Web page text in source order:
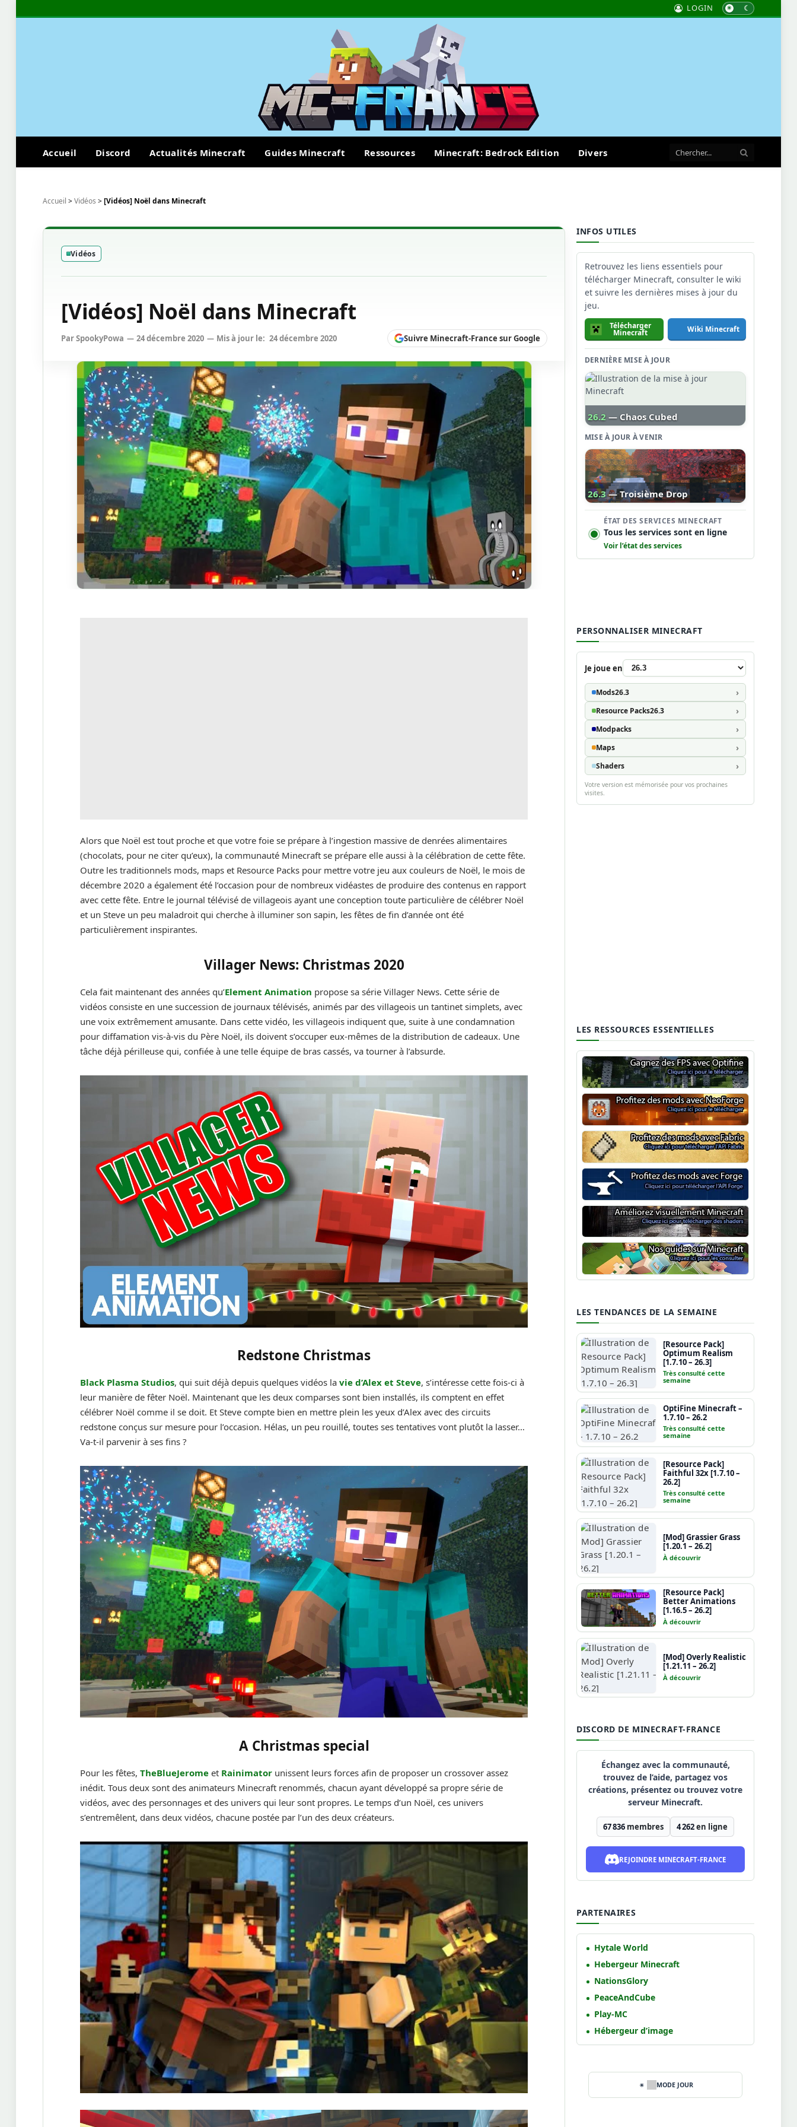
LOGIN
Accueil Discord Actualités Minecraft Guides Minecraft Ressources Minecraft: Bedrock Edition Divers
Accueil >Vidéos >[Vidéos] Noël dans Minecraft
Vidéos
[Vidéos] Noël dans Minecraft
ParSpookyPowa 24 décembre 2020 Mis à jour le: 24 décembre 2020 Suivre Minecraft-France sur Google
Alors que Noël est tout proche et que votre foie se prépare à l’ingestion massive de denrées alimentaires
(chocolats, pour ne citer qu’eux), la communauté Minecraft se prépare elle aussi à la célébration de cette fête.
Outre les traditionnels mods, maps et Resource Packs pour mettre votre jeu aux couleurs de Noël, le mois de
décembre 2020 a également été l’occasion pour de nombreux vidéastes de produire des contenus en rapport
avec cette fête. Entre le journal télévisé de villageois ayant une conception toute particulière de célébrer Noël
et un Steve un peu maladroit qui cherche à illuminer son sapin, les fêtes de fin d’année ont été
particulièrement inspirantes.
Villager News: Christmas 2020
Cela fait maintenant des années qu’Element Animation propose sa série Villager News. Cette série de
vidéos consiste en une succession de journaux télévisés, animés par des villageois un tantinet simplets, avec
une voix extrêmement amusante. Dans cette vidéo, les villageois indiquent que, suite à une condamnation
pour diffamation vis-à-vis du Père Noël, ils doivent s’occuper eux-mêmes de la distribution de cadeaux. Une
tâche déjà périlleuse qui, confiée à une telle équipe de bras cassés, va tourner à l’absurde.
Redstone Christmas
Black Plasma Studios, qui suit déjà depuis quelques vidéos lavie d’Alex et Steve, s’intéresse cette fois-ci à
leur manière de fêter Noël. Maintenant que les deux comparses sont bien installés, ils comptent en effet
célébrer Noël comme il se doit. Et Steve compte bien en mettre plein les yeux d’Alex avec des circuits
redstone conçus sur mesure pour l’occasion. Hélas, un peu rouillé, toutes ses tentatives vont plutôt la lasser…
Va-t-il parvenir à ses fins ?
A Christmas special
Pour les fêtes,TheBlueJerome et Rainimator unissent leurs forces afin de proposer un crossover assez
inédit. Tous deux sont des animateurs Minecraft renommés, chacun ayant développé sa propre série de
vidéos, avec des personnages et des univers qui leur sont propres. Le temps d’un Noël, ces univers
s’entremêlent, dans deux vidéos, chacune postée par l’un des deux créateurs.
INFOS UTILES
Retrouvez les liens essentiels pour
télécharger Minecraft, consulter le wiki
et suivre les dernières mises à jour du
jeu.
Télécharger
Minecraft Wiki Minecraft
DERNIÈRE MISE À JOUR
26.2 — Chaos Cubed
MISE À JOUR À VENIR
26.3 — Troisième Drop
ÉTAT DES SERVICES MINECRAFT
Tous les services sont en ligne
Voir l’état des services
PERSONNALISER MINECRAFT
Je joue en
Mods26.3
Resource Packs26.3
Modpacks
Maps
Shaders
Votre version est mémorisée pour vos prochaines
visites.
LES RESSOURCES ESSENTIELLES
Optifine
NeoForge
Minecraft Fabric
Minecraft Forge
Shaders Minecraft
Guide Minecraft
LES TENDANCES DE LA SEMAINE
[Resource Pack]
Optimum Realism
[1.7.10 – 26.3]
Très consulté cette
semaine
OptiFine Minecraft –
1.7.10 – 26.2
Très consulté cette
semaine
[Resource Pack]
Faithful 32x [1.7.10 –
26.2]
Très consulté cette
semaine
[Mod] Grassier Grass
[1.20.1 – 26.2]
À découvrir
[Resource Pack]
Better Animations
[1.16.5 – 26.2]
À découvrir
[Mod] Overly Realistic
[1.21.11 – 26.2]
À découvrir
DISCORD DE MINECRAFT-FRANCE
Échangez avec la communauté,
trouvez de l’aide, partagez vos
créations, présentez ou trouvez votre
serveur Minecraft.
67 836 membres 4 262en ligne
REJOINDRE MINECRAFT-FRANCE
PARTENAIRES
Hytale World
Hebergeur Minecraft
NationsGlory
PeaceAndCube
Play-MC
Hébergeur d’image
MODE JOUR